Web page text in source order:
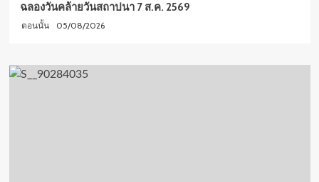
ฉลองวันคล้ายวันสถาปนา 7 ส.ค. 2569
ตอนนั้น 05/08/2026